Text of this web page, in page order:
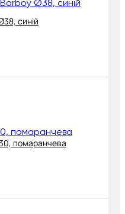
синій
помаранчева